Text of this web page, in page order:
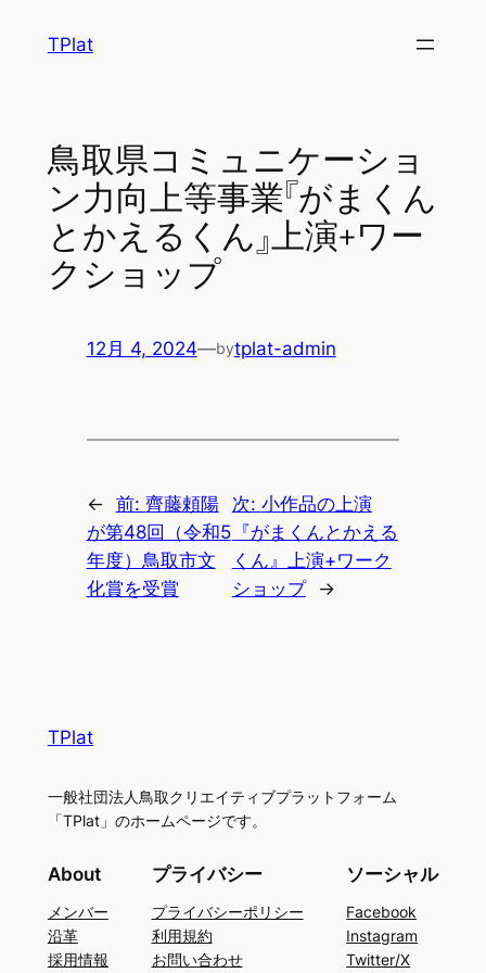
TPlat
鳥取県コミュニケーショ
ン力向上等事業『がまくん
とかえるくん』上演+ワー
クショップ
12月 4, 2024—bytplat-admin
← 前: 齊藤頼陽
が第48回（令和5
年度）鳥取市文
化賞を受賞
次: 小作品の上演
『がまくんとかえる
くん』上演+ワーク
ショップ
→
TPlat
一般社団法人鳥取クリエイティブプラットフォーム
「TPlat」のホームページです。
About
メンバー
沿革
採用情報
プライバシー
プライバシーポリシー
利用規約
お問い合わせ
ソーシャル
Facebook
Instagram
Twitter/X